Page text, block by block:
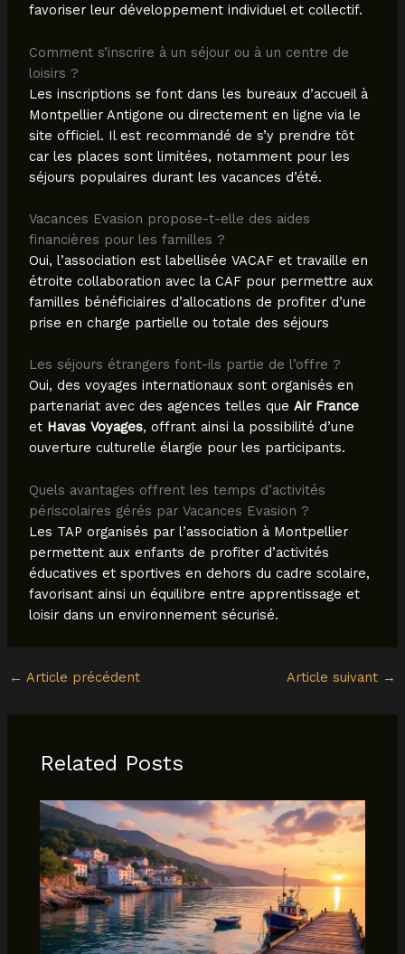
favoriser leur développement individuel et collectif.
Comment s’inscrire à un séjour ou à un centre de
loisirs ?
Les inscriptions se font dans les bureaux d’accueil à
Montpellier Antigone ou directement en ligne via le
site officiel. Il est recommandé de s’y prendre tôt
car les places sont limitées, notamment pour les
séjours populaires durant les vacances d’été.
Vacances Evasion propose-t-elle des aides
financières pour les familles ?
Oui, l’association est labellisée VACAF et travaille en
étroite collaboration avec la CAF pour permettre aux
familles bénéficiaires d’allocations de profiter d’une
prise en charge partielle ou totale des séjours
Les séjours étrangers font-ils partie de l’offre ?
Oui, des voyages internationaux sont organisés en
partenariat avec des agences telles que Air France
et Havas Voyages, offrant ainsi la possibilité d’une
ouverture culturelle élargie pour les participants.
Quels avantages offrent les temps d’activités
périscolaires gérés par Vacances Evasion ?
Les TAP organisés par l’association à Montpellier
permettent aux enfants de profiter d’activités
éducatives et sportives en dehors du cadre scolaire,
favorisant ainsi un équilibre entre apprentissage et
loisir dans un environnement sécurisé.
← Article précédent Article suivant →
Related Posts